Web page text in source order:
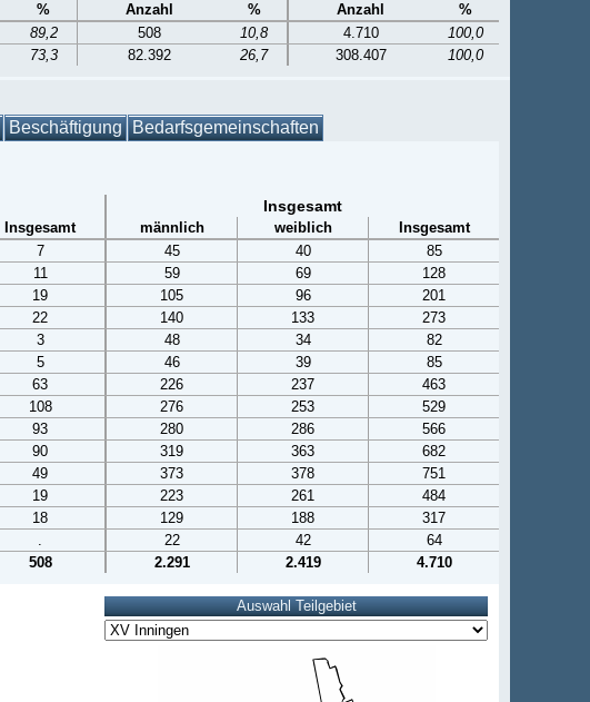
% Anzahl % Anzahl
%
89,2 508 10,8 4.710
100,0
73,3 82.392 26,7 308.407 100,0
Beschäftigung Bedarfsgemeinschaften
Insgesamt
Insgesamt männlich weiblich
Insgesamt
7 45 40
85
11 59 69
128
19 105 96
201
22 140 133
273
3 48 34
82
5 46 39
85
63 226 237
463
108 276 253
529
93 280 286
566
90 319 363
682
49 373 378
751
19 223 261
484
18 129 188
317
. 22 42
64
508 2.291 2.419 4.710